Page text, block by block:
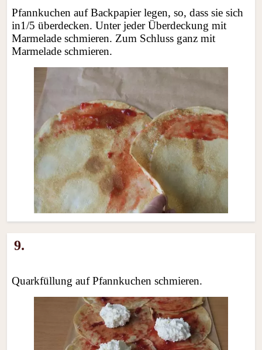
Pfannkuchen auf Backpapier legen, so, dass sie sich
in1/5 überdecken. Unter jeder Überdeckung mit
Marmelade schmieren. Zum Schluss ganz mit
Marmelade schmieren.
9.
Quarkfüllung auf Pfannkuchen schmieren.